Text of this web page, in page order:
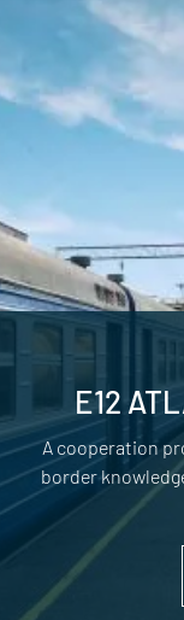
E12
A cooperation
border